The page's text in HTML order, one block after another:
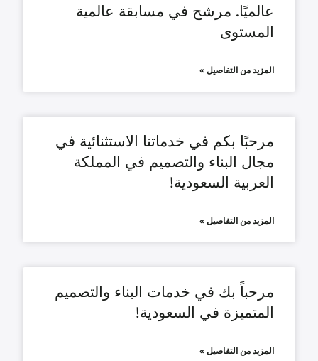
عالميًا. مرشح في مسابقة عالمية
المستوى
المزيد من التفاصيل »
مرحبًا بكم في خدماتنا الاستثنائية في
مجال البناء والتصميم في المملكة
العربية السعودية!
المزيد من التفاصيل »
مرحباً بك في خدمات البناء والتصميم
المتميزة في السعودية!
المزيد من التفاصيل »